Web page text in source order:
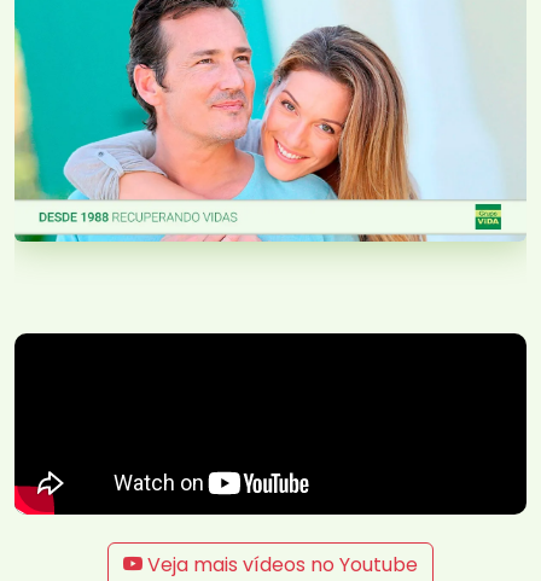
Veja mais vídeos no Youtube